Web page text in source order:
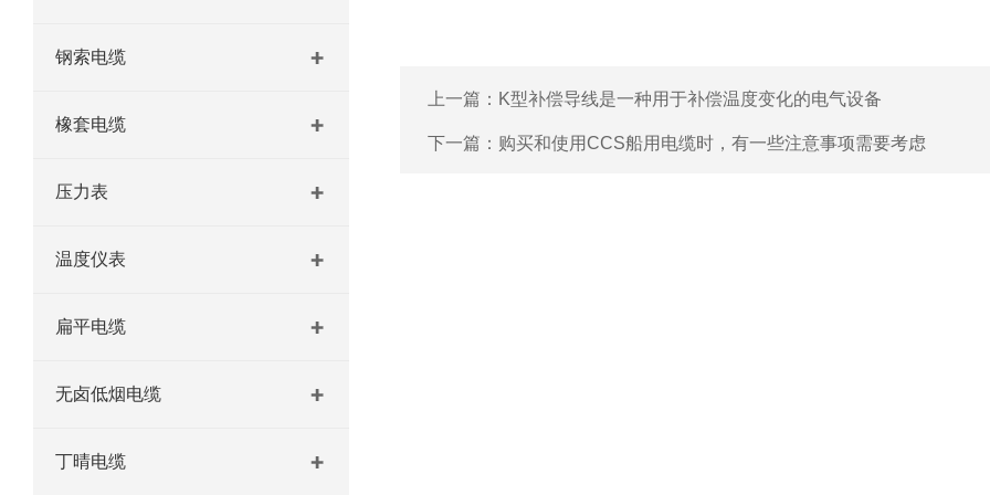
钢索电缆
橡套电缆
压力表
温度仪表
扁平电缆
无卤低烟电缆
丁晴电缆
上一篇： K型补偿导线是一种用于补偿温度变化的电气设备
下一篇： 购买和使用CCS船用电缆时，有一些注意事项需要考虑